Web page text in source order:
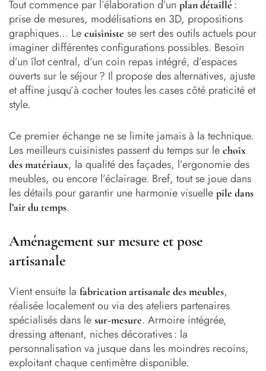
Tout commence par l’élaboration d’un plan détaillé :
prise de mesures, modélisations en 3D, propositions
graphiques… Le cuisiniste se sert des outils actuels pour
imaginer différentes configurations possibles. Besoin
d’un îlot central, d’un coin repas intégré, d’espaces
ouverts sur le séjour ? Il propose des alternatives, ajuste
et affine jusqu’à cocher toutes les cases côté praticité et
style.
Ce premier échange ne se limite jamais à la technique.
Les meilleurs cuisinistes passent du temps sur le choix
des matériaux, la qualité des façades, l’ergonomie des
meubles, ou encore l’éclairage. Bref, tout se joue dans
les détails pour garantir une harmonie visuelle pile dans
l’air du temps.
Aménagement sur mesure et pose
artisanale
Vient ensuite la fabrication artisanale des meubles,
réalisée localement ou via des ateliers partenaires
spécialisés dans le sur-mesure. Armoire intégrée,
dressing attenant, niches décoratives : la
personnalisation va jusque dans les moindres recoins,
exploitant chaque centimètre disponible.